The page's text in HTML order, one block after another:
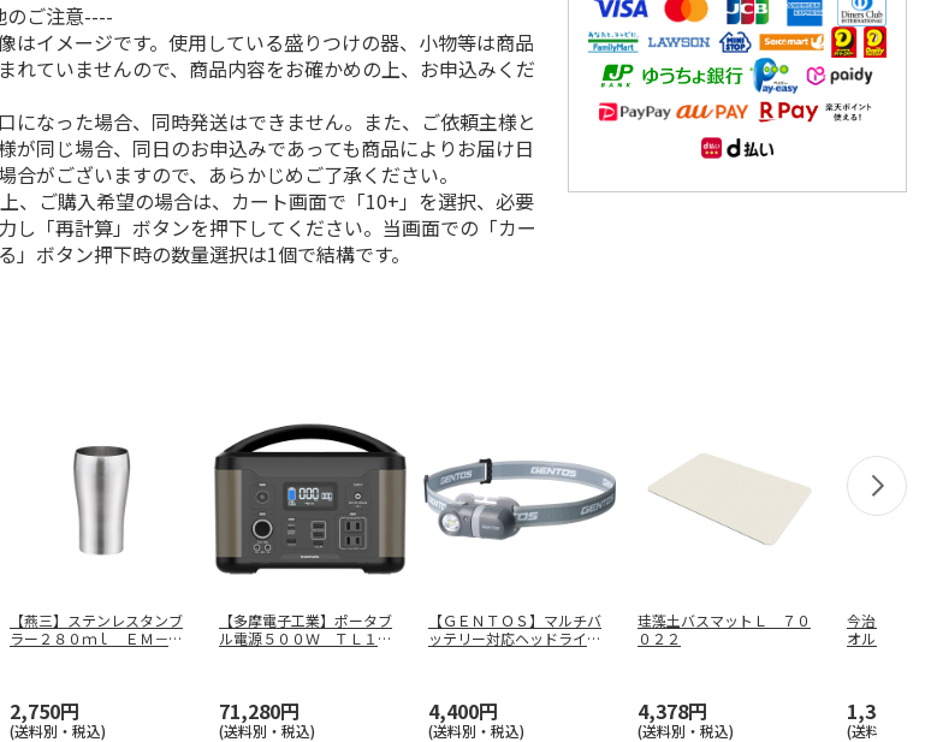
のご注意----
はイメージです。使用している盛りつけの器、小物等は商品
れていませんので、商品内容をお確かめの上、お申込みくだ
になった場合、同時発送はできません。また、ご依頼主様と
が同じ場合、同日のお申込みであっても商品によりお届け日
合がございますので、あらかじめご了承ください。
、ご購入希望の場合は、カート画面で「10+」を選択、必要
し「再計算」ボタンを押下してください。当画面での「カー
」ボタン押下時の数量選択は1個で結構です。
【燕三】ステンレスタンブ
ラー２８０ｍｌ ＥＭ－０
2,750円
(送料別・税込)
【多摩電子工業】ポータブ
ル電源５００Ｗ ＴＬ１０
71,280円
(送料別・税込)
【ＧＥＮＴＯＳ】マルチバ
ッテリー対応ヘッドライ
4,400円
(送料別・税込)
珪藻土バスマットＬ ７０
０２２
4,378円
(送料別・税込)
今治ジャガ
オル２Ｐ
1,320円
(送料別・税